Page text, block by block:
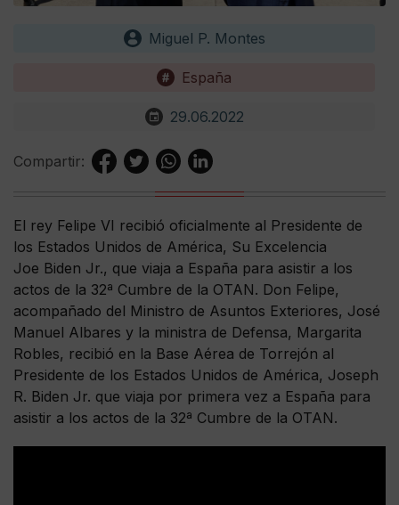
Miguel P. Montes
España
29.06.2022
Compartir:
El rey Felipe VI recibió oficialmente al Presidente de
los Estados Unidos de América, Su Excelencia
Joe Biden Jr., que viaja a España para asistir a los
actos de la 32ª Cumbre de la OTAN. Don Felipe,
acompañado del Ministro de Asuntos Exteriores, José
Manuel Albares y la ministra de Defensa, Margarita
Robles, recibió en la Base Aérea de Torrejón al
Presidente de los Estados Unidos de América, Joseph
R. Biden Jr. que viaja por primera vez a España para
asistir a los actos de la 32ª Cumbre de la OTAN.